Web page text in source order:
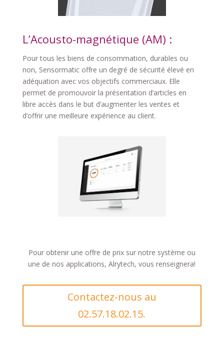
L’Acousto-magnétique (AM) :
Pour tous les biens de consommation, durables ou
non, Sensormatic offre un degré de sécurité élevé en
adéquation avec vos objectifs commerciaux. Elle
permet de promouvoir la présentation d’articles en
libre accès dans le but d’augmenter les ventes et
d’offrir une meilleure expérience au client.
Pour obtenir une offre de prix sur notre système ou
une de nos applications, Alrytech, vous renseignera!
Contactez-nous au
02.57.18.02.15.